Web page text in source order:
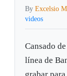
ByExcelsio
videos
Cansado
línea de